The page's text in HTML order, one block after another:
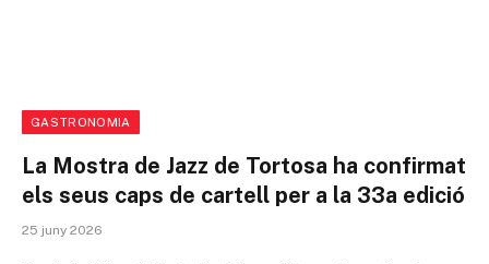
GASTRONOMIA
La Mostra de Jazz de Tortosa ha confirmat
els seus caps de cartell per a la 33a edició
25 juny 2026